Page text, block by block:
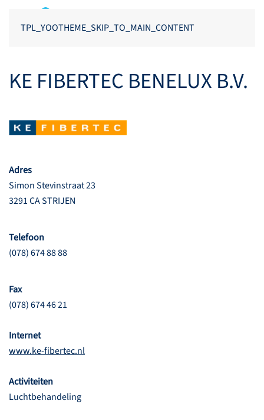
TPL_YOOTHEME_SKIP_TO_MAIN_CONTENT
KE FIBERTEC BENELUX B.V.
Adres
Simon Stevinstraat 23
3291 CA STRIJEN
Telefoon
(078) 674 88 88
Fax
(078) 674 46 21
Internet
www.ke-fibertec.nl
Activiteiten
Luchtbehandeling